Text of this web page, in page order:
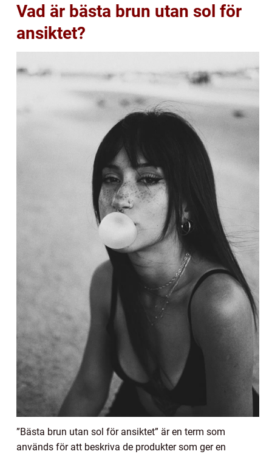
Vad är bästa brun utan sol för
ansiktet?
”Bästa brun utan sol för ansiktet” är en term som
används för att beskriva de produkter som ger en